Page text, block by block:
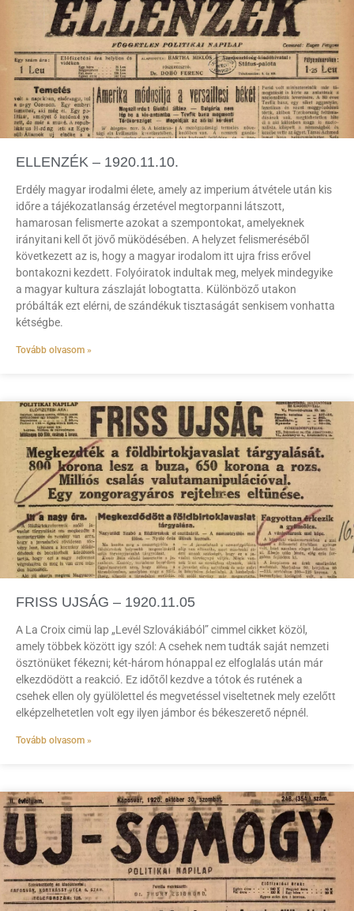
ELLENZÉK – 1920.11.10.
Erdély magyar irodalmi élete, amely az imperium átvétele után kis
időre a tájékozatlanság érzetével megtorpanni látszott,
hamarosan felismerte azokat a szempontokat, amelyeknek
irányitani kell őt jövő müködésében. A helyzet felismeréséből
következett az is, hogy a magyar irodalom itt ujra friss erővel
bontakozni kezdett. Folyóiratok indultak meg, melyek mindegyike
a magyar kultura zászlaját lobogtatta. Különböző utakon
próbálták ezt elérni, de szándékuk tisztaságát senkisem vonhatta
kétségbe.
Tovább olvasom »
FRISS UJSÁG – 1920.11.05
A La Croix cimü lap „Levél Szlovákiából” cimmel cikket közöl,
amely többek között igy szól: A csehek nem tudták saját nemzeti
ösztönüket fékezni; két-három hónappal ez elfoglalás után már
elkezdödött a reakció. Ez időtől kezdve a tótok és rutének a
csehek ellen oly gyülölettel és megvetéssel viseltetnek mely ezelőtt
elképzelhetetlen volt egy ilyen jámbor és békeszerető népnél.
Tovább olvasom »